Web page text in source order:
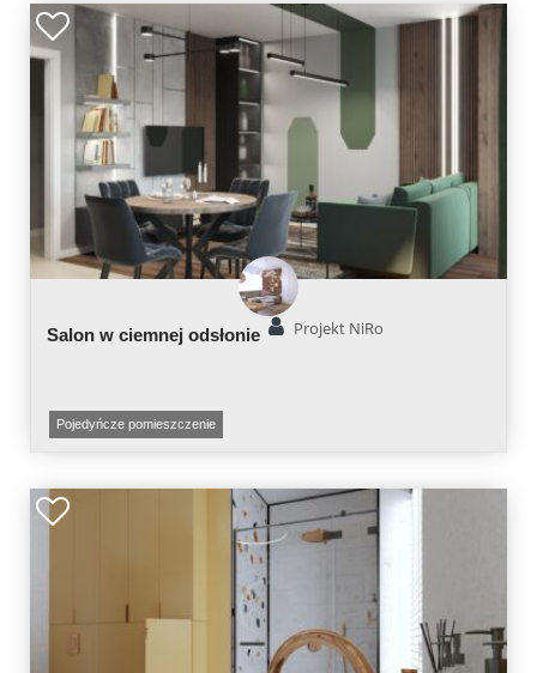
Salon w ciemnej odsłonie
Pojedyńcze pomieszczenie
Projekt NiRo